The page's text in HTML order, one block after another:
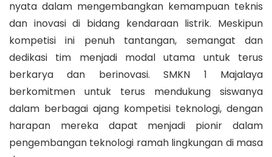
nyata dalam mengembangkan kemampuan teknis
dan inovasi di bidang kendaraan listrik. Meskipun
kompetisi ini penuh tantangan, semangat dan
dedikasi tim menjadi modal utama untuk terus
berkarya dan berinovasi. SMKN 1 Majalaya
berkomitmen untuk terus mendukung siswanya
dalam berbagai ajang kompetisi teknologi, dengan
harapan mereka dapat menjadi pionir dalam
pengembangan teknologi ramah lingkungan di masa